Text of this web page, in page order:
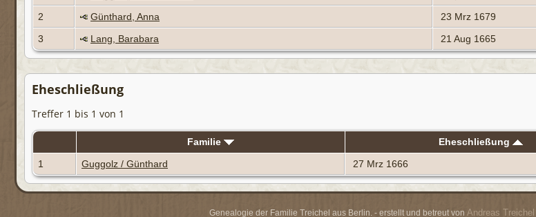
2
Günthard, Anna 23 Mrz 1679
3
Lang, Barabara 21 Aug 1665
Eheschließung
Treffer 1 bis 1 von 1
Familie Eheschließung
1
Guggolz / Günthard 27 Mrz 1666
Genealogie der Familie Treichel aus Berlin. - erstellt und betreut von Andreas Treichel